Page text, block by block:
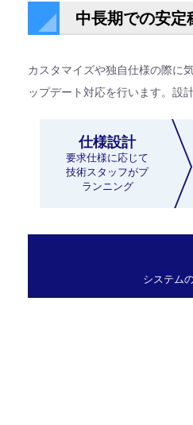
中長期での安定
カスタマイズや独自仕様の際に
ップデート対応を行います。設
仕様設計
要求仕様に応じて
技術スタッフがプ
ランニング
システム